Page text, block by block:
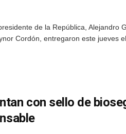
de la República, Alejandro
Cordón, entregaron este jueves
con sello de